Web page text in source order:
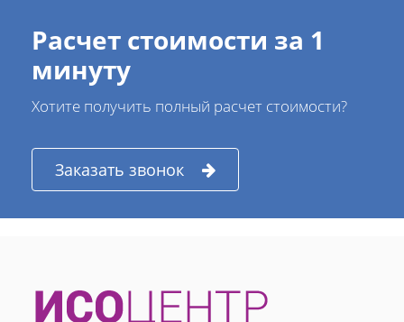
Расчет стоимости за 1
минуту
Хотите получить полный расчет стоимости?
Заказать звонок